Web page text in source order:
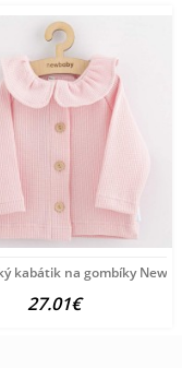
blue
kabátik na gombíky New
27.01€